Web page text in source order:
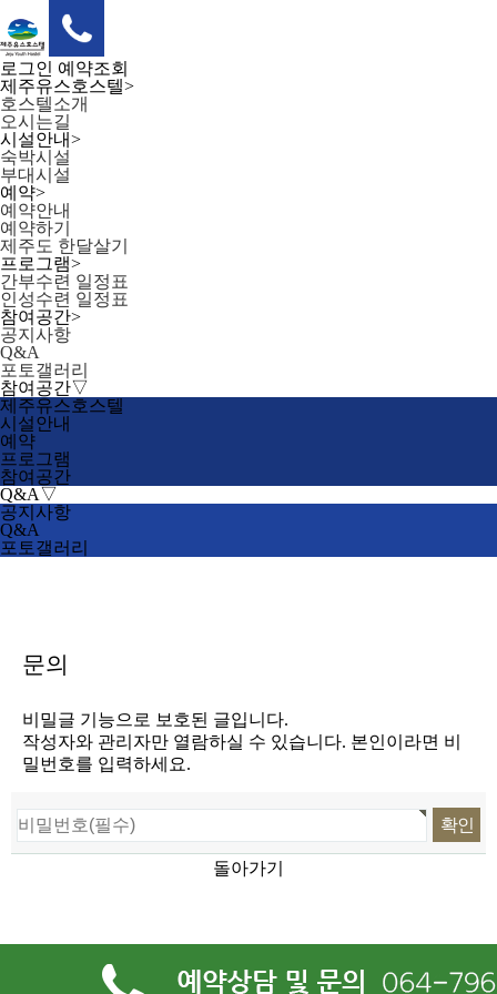
로그인 예약조회
제주유스호스텔>
호스텔소개
오시는길
시설안내>
숙박시설
부대시설
예약>
예약안내
예약하기
제주도 한달살기
프로그램>
간부수련 일정표
인성수련 일정표
참여공간>
공지사항
Q&A
포토갤러리
참여공간▽
제주유스호스텔
시설안내
예약
프로그램
참여공간
Q&A▽
공지사항
Q&A
포토갤러리
문의
비밀글 기능으로 보호된 글입니다.
작성자와 관리자만 열람하실 수 있습니다. 본인이라면 비
밀번호를 입력하세요.
돌아가기